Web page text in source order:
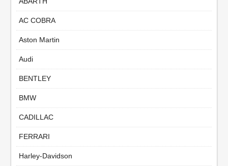
AC COBRA
Aston Martin
Audi
BENTLEY
BMW
CADILLAC
FERRARI
Harley-Davidson